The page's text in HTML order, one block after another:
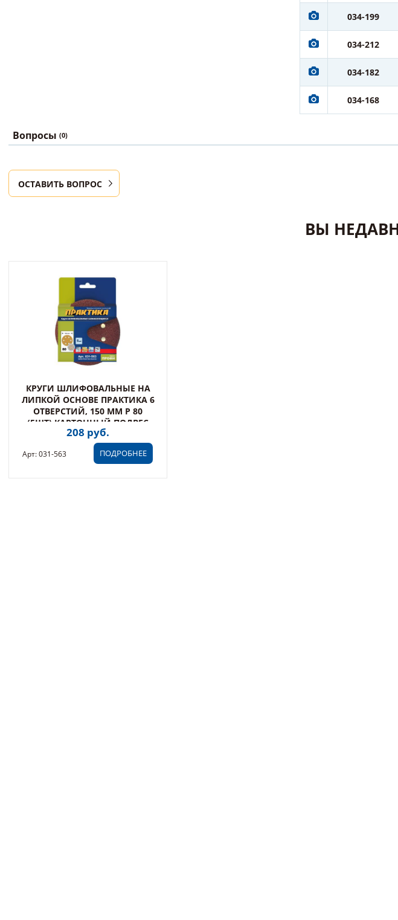
034-199
034-212
034-182
034-168
Вопросы (0)
ОСТАВИТЬ ВОПРОС
ВЫ
КРУГИ ШЛИФОВАЛЬНЫЕ НА
ЛИПКОЙ ОСНОВЕ ПРАКТИКА 6
ОТВЕРСТИЙ, 150 ММ P 80
(5ШТ) КАРТОННЫЙ ПОДВЕС
(031-563)
208 руб.
ПОДРОБНЕЕ
Арт: 031-563